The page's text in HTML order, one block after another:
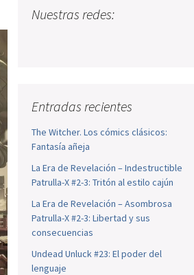
Nuestras redes:
Entradas recientes
The Witcher. Los cómics clásicos:
Fantasía añeja
La Era de Revelación – Indestructible
Patrulla-X #2-3: Tritón al estilo cajún
La Era de Revelación – Asombrosa
Patrulla-X #2-3: Libertad y sus
consecuencias
Undead Unluck #23: El poder del
lenguaje